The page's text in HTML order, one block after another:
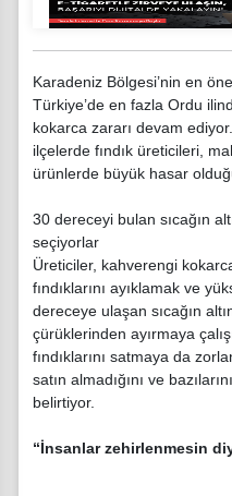
Karadeniz Bölgesi’nin en
Türkiye’de en fazla Ordu
kokarca zararı devam
ilçelerde fındık üreticileri,
ürünlerde büyük hasar
30 dereceyi bulan sıcağın
seçiyorlar
Üreticiler, kahverengi
fındıklarını ayıklamak ve
dereceye ulaşan sıcağın
çürüklerinden ayırmaya
fındıklarını satmaya da
satın almadığını ve
belirtiyor.
“İnsanlar zehirlenmesin